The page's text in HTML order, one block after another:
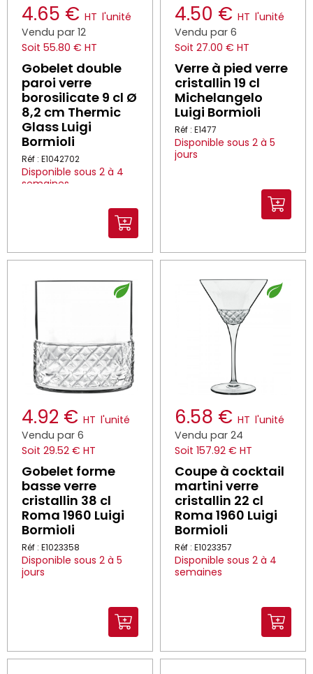
4.65 € HT l'unité
Vendu par 12
Soit 55.80 € HT
Gobelet double
paroi verre
borosilicate 9 cl Ø
8,2 cm Thermic
Glass Luigi
Bormioli
Réf : E1042702
Disponible sous 2 à 4
semaines
4.50 € HT l'unité
Vendu par 6
Soit 27.00 € HT
Verre à pied verre
cristallin 19 cl
Michelangelo
Luigi Bormioli
Réf : E1477
Disponible sous 2 à 5
jours
4.92 € HT l'unité
Vendu par 6
Soit 29.52 € HT
Gobelet forme
basse verre
cristallin 38 cl
Roma 1960 Luigi
Bormioli
Réf : E1023358
Disponible sous 2 à 5
jours
6.58 € HT l'unité
Vendu par 24
Soit 157.92 € HT
Coupe à cocktail
martini verre
cristallin 22 cl
Roma 1960 Luigi
Bormioli
Réf : E1023357
Disponible sous 2 à 4
semaines